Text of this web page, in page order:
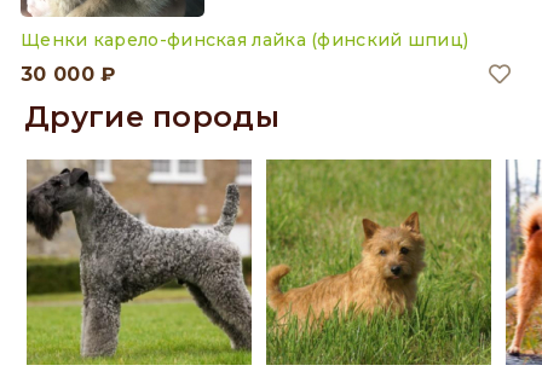
Щенки карело-финская лайка (финский шпиц)
30 000 ₽
Другие породы